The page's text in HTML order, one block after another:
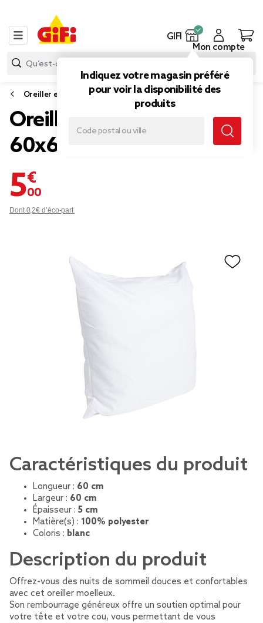
GIFI
Indiquez votre magasin préféré
pour voir la disponibilité des
produits
Mon compte
Oreiller et traversin
Oreiller blanc moelleux
60x60cm
5,00 €
Dont 0,2€ d’éco-part
Caractéristiques du produit
Longueur : 60 cm
Largeur : 60 cm
Épaisseur : 5 cm
Matière(s) : 100% polyester
Coloris : blanc
Description du produit
Offrez-vous des nuits de sommeil douces et confortables
avec cet oreiller moelleux.
Son rembourrage généreux offre un soutien optimal pour
votre tête et votre cou, vous permettant de vous